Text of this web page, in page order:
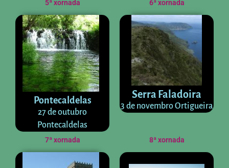
5ª xornada
Pontecaldelas
27 de outubro
Pontecaldelas
6ª xornada
Serra Faladoira
3 de novembro Ortigueira
7ª xornada 8ª xornada